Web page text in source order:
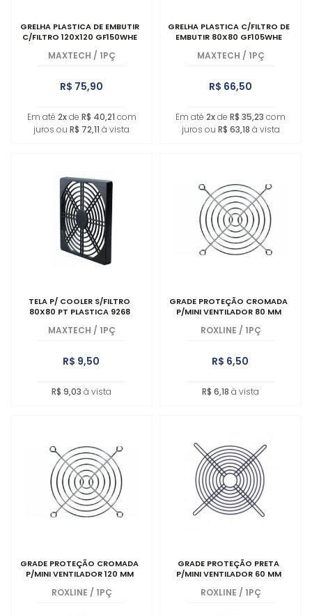
GRELHA PLASTICA DE EMBUTIR
C/FILTRO 120X120 GF150WHE
MAXTECH / 1PÇ
R$ 75,90
Em até 2xde R$ 40,21 com
juros ou R$ 72,11 à vista
GRELHA PLASTICA C/FILTRO DE
EMBUTIR 80X80 GF105WHE
MAXTECH / 1PÇ
R$ 66,50
Em até 2xde R$ 35,23 com
juros ou R$ 63,18 à vista
TELA P/ COOLER S/FILTRO
80X80 PT PLASTICA 9268
MAXTECH / 1PÇ
R$ 9,50
R$ 9,03 à vista
GRADE PROTEÇÃO CROMADA
P/MINI VENTILADOR 80 MM
ROXLINE / 1PÇ
R$ 6,50
R$ 6,18 à vista
GRADE PROTEÇÃO CROMADA
P/MINI VENTILADOR 120 MM
ROXLINE / 1PÇ
GRADE PROTEÇÃO PRETA
P/MINI VENTILADOR 60 MM
ROXLINE / 1PÇ